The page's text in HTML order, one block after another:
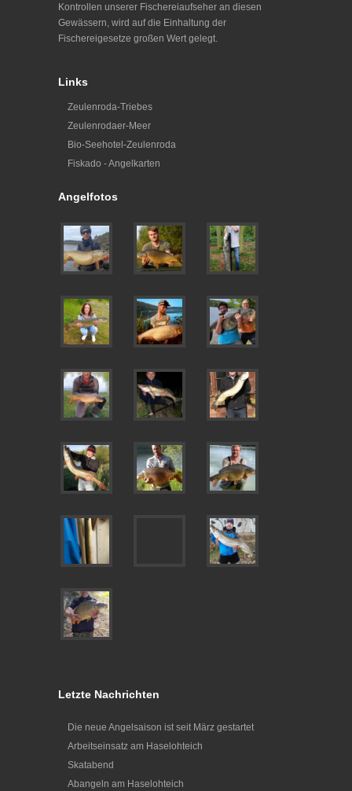
Kontrollen unserer Fischereiaufseher an diesen
Gewässern, wird auf die Einhaltung der
Fischereigesetze großen Wert gelegt.
Links
Zeulenroda-Triebes
Zeulenrodaer-Meer
Bio-Seehotel-Zeulenroda
Fiskado - Angelkarten
Angelfotos
Letzte Nachrichten
Die neue Angelsaison ist seit März gestartet
Arbeitseinsatz am Haselohteich
Skatabend
Abangeln am Haselohteich